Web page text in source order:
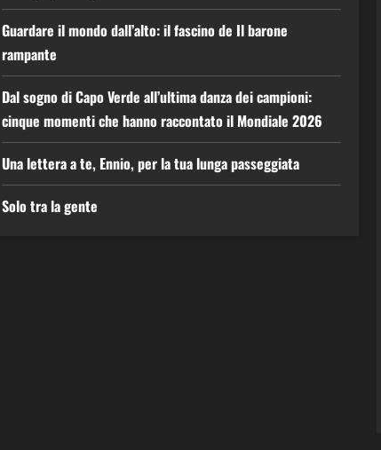
Guardare il mondo dall’alto: il fascino de Il barone
rampante
Dal sogno di Capo Verde all’ultima danza dei campioni:
cinque momenti che hanno raccontato il Mondiale 2026
Una lettera a te, Ennio, per la tua lunga passeggiata
Solo tra la gente